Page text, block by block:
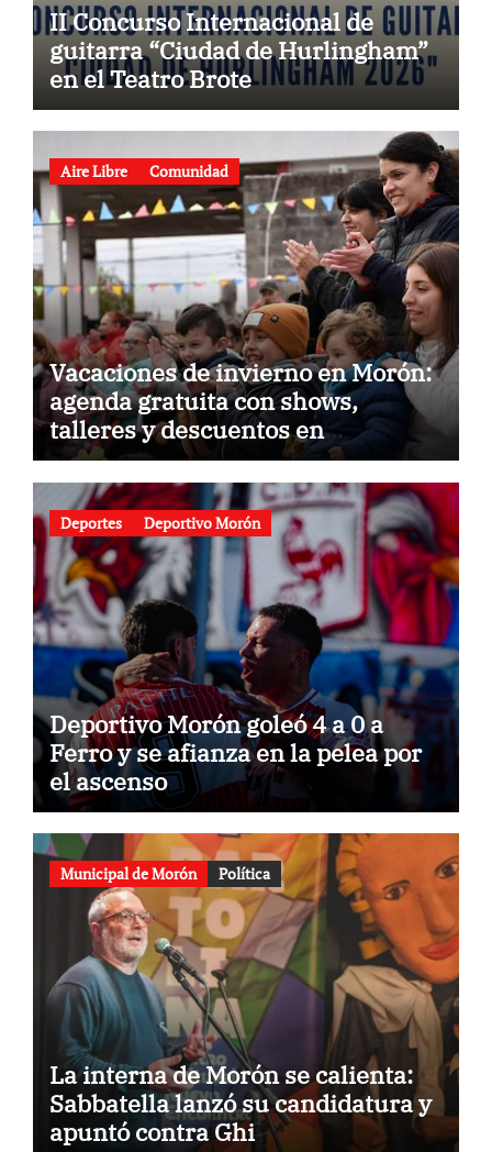
II Concurso Internacional de
guitarra “Ciudad de Hurlingham”
en el Teatro Brote
Aire Libre Comunidad
Vacaciones de invierno en Morón:
agenda gratuita con shows,
talleres y descuentos en
gastronomía
Deportes Deportivo Morón
Deportivo Morón goleó 4 a 0 a
Ferro y se afianza en la pelea por
el ascenso
Municipal de Morón Política
La interna de Morón se calienta:
Sabbatella lanzó su candidatura y
apuntó contra Ghi